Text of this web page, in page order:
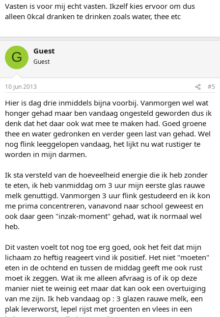
Vasten is voor mij echt vasten. Ikzelf kies ervoor om dus
alleen 0kcal dranken te drinken zoals water, thee etc
G Guest
Guest
10 jun 2013 #5
Hier is dag drie inmiddels bijna voorbij. Vanmorgen wel wat
honger gehad maar ben vandaag ongesteld geworden dus ik
denk dat het daar ook wat mee te maken had. Goed groene
thee en water gedronken en verder geen last van gehad. Wel
nog flink leeggelopen vandaag, het lijkt nu wat rustiger te
worden in mijn darmen.
Ik sta versteld van de hoeveelheid energie die ik heb zonder
te eten, ik heb vanmiddag om 3 uur mijn eerste glas rauwe
melk genuttigd. Vanmorgen 3 uur flink gestudeerd en ik kon
me prima concentreren, vanavond naar school geweest en
ook daar geen "inzak-moment" gehad, wat ik normaal wel
heb.
Dit vasten voelt tot nog toe erg goed, ook het feit dat mijn
lichaam zo heftig reageert vind ik positief. Het niet "moeten"
eten in de ochtend en tussen de middag geeft me ook rust
moet ik zeggen. Wat ik me alleen afvraag is of ik op deze
manier niet te weinig eet maar dat kan ook een overtuiging
van me zijn. Ik heb vandaag op : 3 glazen rauwe melk, een
plak leverworst, lepel rijst met groenten en vlees in een